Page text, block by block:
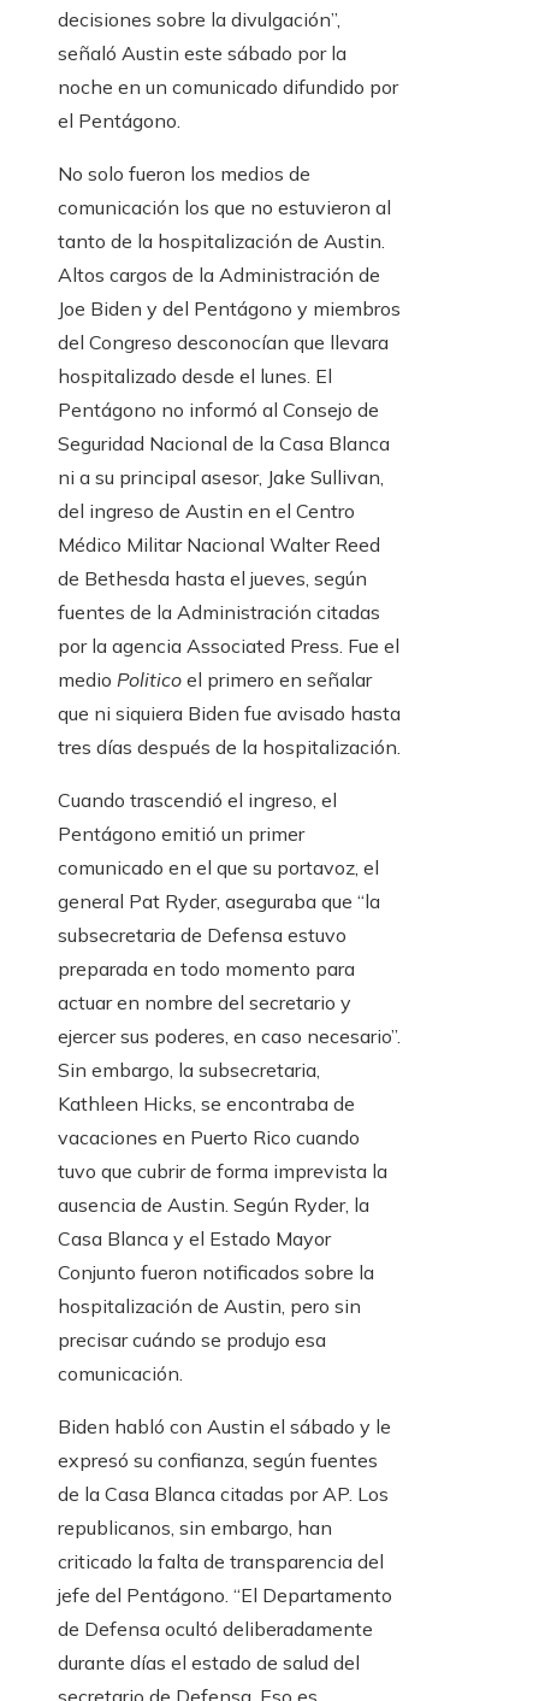
decisiones sobre la divulgación”,
señaló Austin este sábado por la
noche en un comunicado difundido por
el Pentágono.
No solo fueron los medios de
comunicación los que no estuvieron al
tanto de la hospitalización de Austin.
Altos cargos de la Administración de
Joe Biden y del Pentágono y miembros
del Congreso desconocían que llevara
hospitalizado desde el lunes. El
Pentágono no informó al Consejo de
Seguridad Nacional de la Casa Blanca
ni a su principal asesor, Jake Sullivan,
del ingreso de Austin en el Centro
Médico Militar Nacional Walter Reed
de Bethesda hasta el jueves, según
fuentes de la Administración citadas
por la agencia Associated Press. Fue el
medio Politico el primero en señalar
que ni siquiera Biden fue avisado hasta
tres días después de la hospitalización.
Cuando trascendió el ingreso, el
Pentágono emitió un primer
comunicado en el que su portavoz, el
general Pat Ryder, aseguraba que “la
subsecretaria de Defensa estuvo
preparada en todo momento para
actuar en nombre del secretario y
ejercer sus poderes, en caso necesario”.
Sin embargo, la subsecretaria,
Kathleen Hicks, se encontraba de
vacaciones en Puerto Rico cuando
tuvo que cubrir de forma imprevista la
ausencia de Austin. Según Ryder, la
Casa Blanca y el Estado Mayor
Conjunto fueron notificados sobre la
hospitalización de Austin, pero sin
precisar cuándo se produjo esa
comunicación.
Biden habló con Austin el sábado y le
expresó su confianza, según fuentes
de la Casa Blanca citadas por AP. Los
republicanos, sin embargo, han
criticado la falta de transparencia del
jefe del Pentágono. “El Departamento
de Defensa ocultó deliberadamente
durante días el estado de salud del